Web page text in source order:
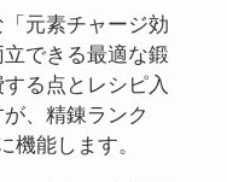
元素チャージ効
できる最適な鍛
る点とレシピ入
、精錬ランク
機能します。